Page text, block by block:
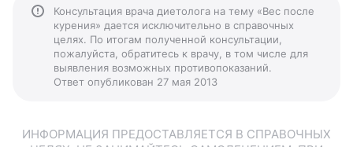
Консультация врача диетолога на тему «Вес после
курения» дается исключительно в справочных
целях. По итогам полученной консультации,
пожалуйста, обратитесь к врачу, в том числе для
выявления возможных противопоказаний.
Ответ опубликован 27 мая 2013
ИНФОРМАЦИЯ ПРЕДОСТАВЛЯЕТСЯ В СПРАВОЧНЫХ